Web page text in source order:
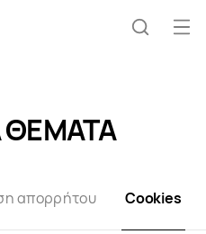
απορρήτου Cookies